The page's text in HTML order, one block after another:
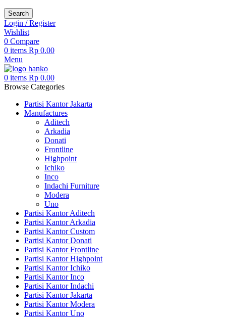
Search
Login / Register
Wishlist
0 Compare
0 items Rp 0.00
Menu
0 items Rp 0.00
Browse Categories
Partisi Kantor Jakarta
Manufactures
Aditech
Arkadia
Donati
Frontline
Highpoint
Ichiko
Inco
Indachi Furniture
Modera
Uno
Partisi Kantor Aditech
Partisi Kantor Arkadia
Partisi Kantor Custom
Partisi Kantor Donati
Partisi Kantor Frontline
Partisi Kantor Highpoint
Partisi Kantor Ichiko
Partisi Kantor Inco
Partisi Kantor Indachi
Partisi Kantor Jakarta
Partisi Kantor Modera
Partisi Kantor Uno